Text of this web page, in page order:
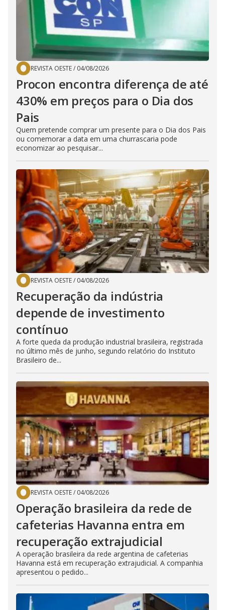
REVISTA OESTE/ 04/08/2026
Procon encontra diferença de até
430% em preços para o Dia dos
Pais
Quem pretende comprar um presente para o Dia dos Pais
ou comemorar a data em uma churrascaria pode
economizar ao pesquisar...
REVISTA OESTE/ 04/08/2026
Recuperação da indústria
depende de investimento
contínuo
A forte queda da produção industrial brasileira, registrada
no último mês de junho, segundo relatório do Instituto
Brasileiro de...
REVISTA OESTE/ 04/08/2026
Operação brasileira da rede de
cafeterias Havanna entra em
recuperação extrajudicial
A operação brasileira da rede argentina de cafeterias
Havanna está em recuperação extrajudicial. A companhia
apresentou o pedido...